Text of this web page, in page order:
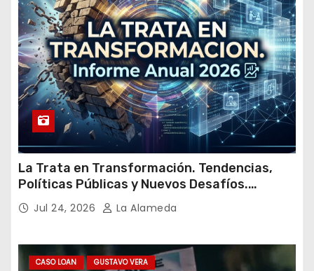
La Trata en Transformación. Tendencias,
Políticas Públicas y Nuevos Desafíos.
Argentina y el Mundo – Julio 2026
Jul 24, 2026 La Alameda
CASO LOAN GUSTAVO VERA